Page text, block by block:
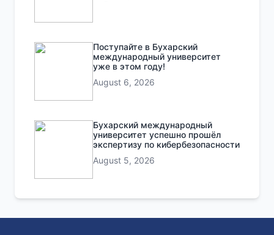
Поступайте в Бухарский
международный университет
уже в этом году!
August 6, 2026
Бухарский международный
университет успешно прошёл
экспертизу по кибербезопасности
August 5, 2026